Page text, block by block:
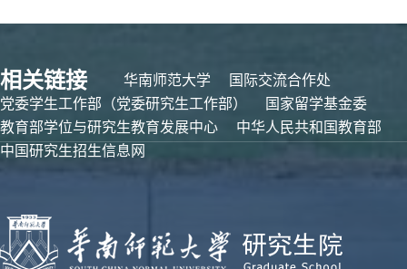
相关链接 华南师范大学
国际交流合作处
党委学生工作部（党委研究生工作部）
国家留学基金委
教育部学位与研究生教育发展中心
中华人民共和国教育部
中国研究生招生信息网